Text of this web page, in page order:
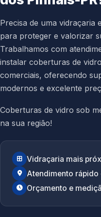
Precisa de uma vidraçaria
para proteger e valorizar
Trabalhamos com
instalar coberturas de
comerciais, oferecendo
modernos e excelente
Coberturas de vidro sob
na sua região!
Vidraçaria mais
Atendimento rápido
Orçamento e